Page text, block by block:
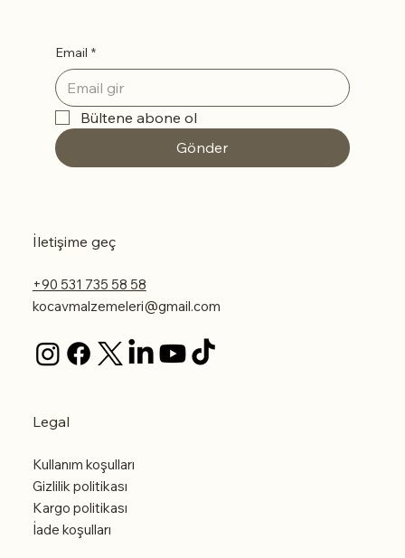
Email *
Bültene abone ol
Gönder
İletişime geç
+90 531 735 58 58
kocavmalzemeleri@gmail.com
Legal
Kullanım koşulları
Gizlilik politikası
Kargo politikası
İade koşulları